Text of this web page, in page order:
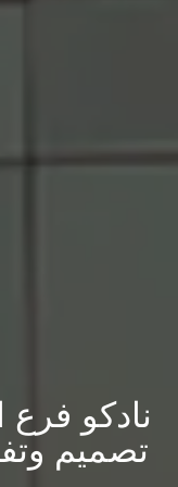
نادكو
تصميم